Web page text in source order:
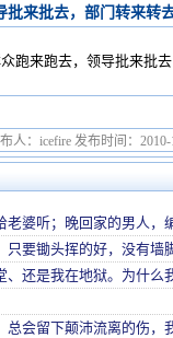
来批去，部门转来转
跑来跑去，领导批来批
人：icefire 发布时间：
婆听；晚回家的男人，
只要锄头挥的好，没有墙
还是我在地狱。为什么
总会留下颠沛流离的伤，